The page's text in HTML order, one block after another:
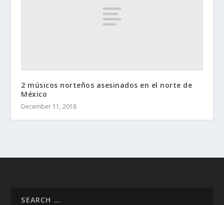
2 músicos norteños asesinados en el norte de
México
December 11, 2018